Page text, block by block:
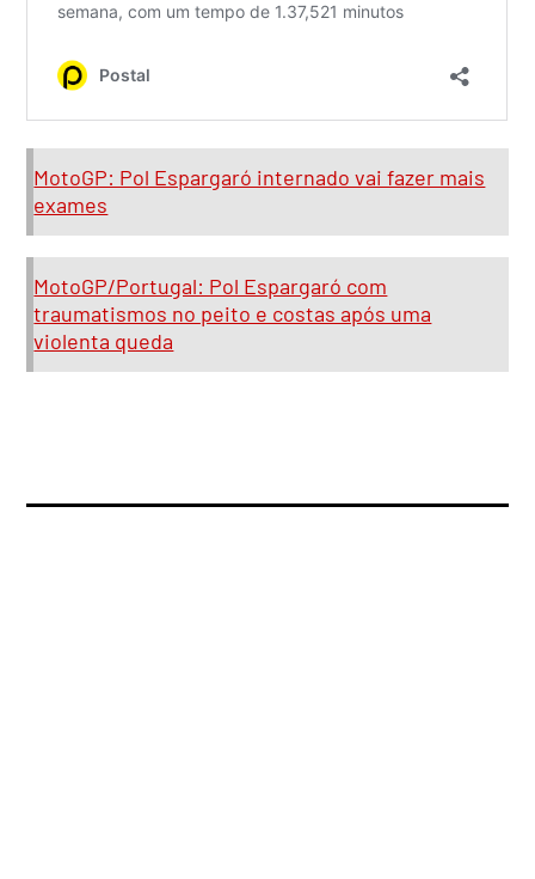
MotoGP: Pol Espargaró internado vai fazer mais
exames
MotoGP/Portugal: Pol Espargaró com
traumatismos no peito e costas após uma
violenta queda